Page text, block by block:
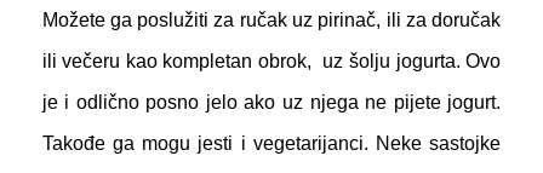
Možete ga poslužiti za ručak uz pirinač, ili za doručak
ili večeru kao kompletan obrok, uz šolju jogurta. Ovo
je i odlično posno jelo ako uz njega ne pijete jogurt.
Takođe ga mogu jesti i vegetarijanci. Neke sastojke